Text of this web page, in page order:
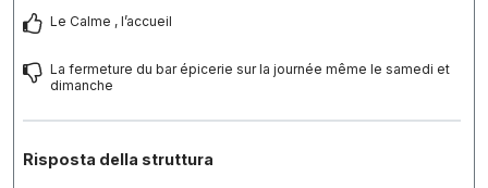
Le Calme , l’accueil
La fermeture du bar épicerie sur la journée même le samedi et
dimanche
Risposta della struttura